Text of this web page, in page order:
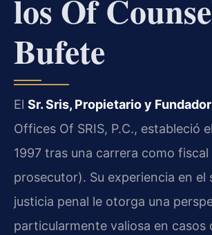
los Of
Bufete
El Sr. Sris, Propietario y Fundador
Offices Of SRIS, P.C., estableció
1997 tras una carrera como
prosecutor). Su experiencia en el
justicia penal le otorga una
particularmente valiosa en casos